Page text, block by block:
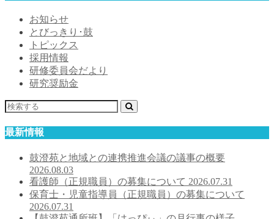
お知らせ
とびっきり･鼓
トピックス
採用情報
研修委員会だより
研究奨励金
最新情報
鼓澄苑と地域との連携推進会議の議事の概要
2026.08.03
看護師（正規職員）の募集について 2026.07.31
保育士・児童指導員（正規職員）の募集について
2026.07.31